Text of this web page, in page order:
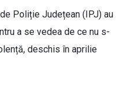
Poliție Județean (IPJ) au
a se vedea de ce nu s-
deschis în aprilie